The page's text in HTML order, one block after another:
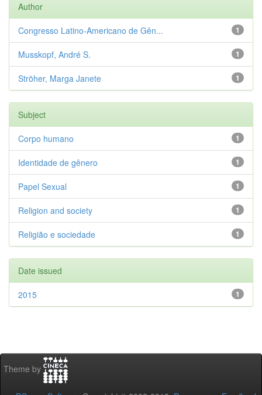
Author
1
Congresso Latino-Americano de Gên...
1
Musskopf, André S.
1
Ströher, Marga Janete
Subject
1
Corpo humano
1
Identidade de gênero
1
Papel Sexual
1
Religion and society
1
Religião e sociedade
Date issued
1
2015
Theme by